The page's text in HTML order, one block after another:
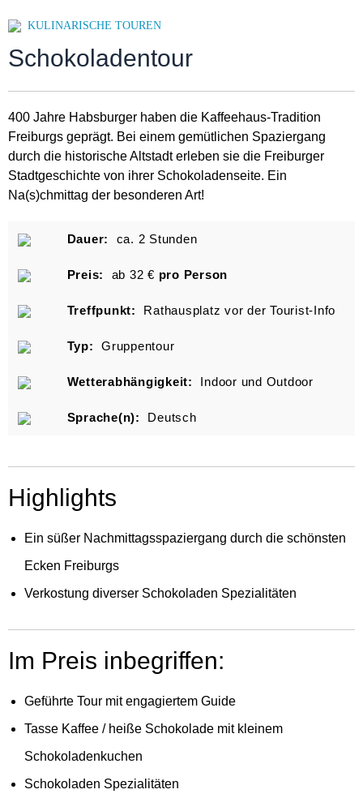
KULINARISCHE TOUREN
Schokoladentour
400 Jahre Habsburger haben die Kaffeehaus-Tradition
Freiburgs geprägt. Bei einem gemütlichen Spaziergang
durch die historische Altstadt erleben sie die Freiburger
Stadtgeschichte von ihrer Schokoladenseite. Ein
Na(s)chmittag der besonderen Art!
Dauer: ca. 2 Stunden
Preis: ab 32 € pro Person
Treffpunkt: Rathausplatz vor der Tourist-Info
Typ: Gruppentour
Wetterabhängigkeit: Indoor und Outdoor
Sprache(n): Deutsch
Highlights
Ein süßer Nachmittagsspaziergang durch die schönsten
Ecken Freiburgs
Verkostung diverser Schokoladen Spezialitäten
Im Preis inbegriffen:
Geführte Tour mit engagiertem Guide
Tasse Kaffee / heiße Schokolade mit kleinem
Schokoladenkuchen
Schokoladen Spezialitäten